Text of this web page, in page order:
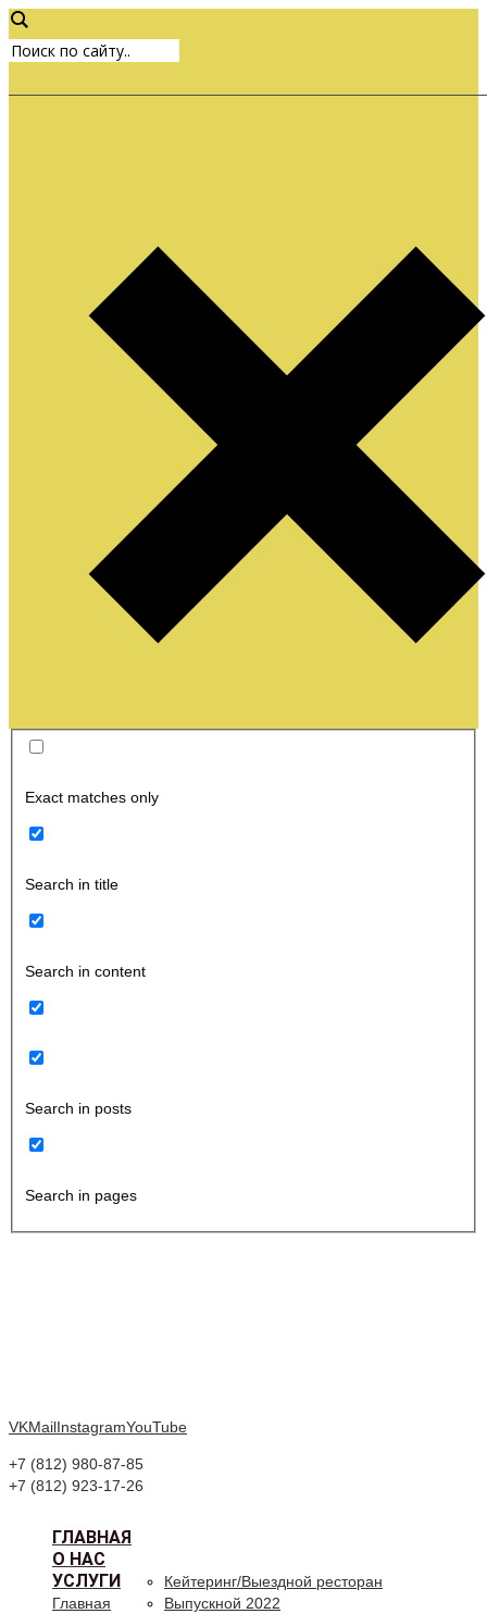
Exact matches only
Search in title
Search in content
Search in posts
Search in pages
VKMailInstagramYouTube
+7 (812) 980-87-85
+7 (812) 923-17-26
ГЛАВНАЯ
О НАС
УСЛУГИ
Кейтеринг/Выездной ресторан
Выпускной 2022
Главная